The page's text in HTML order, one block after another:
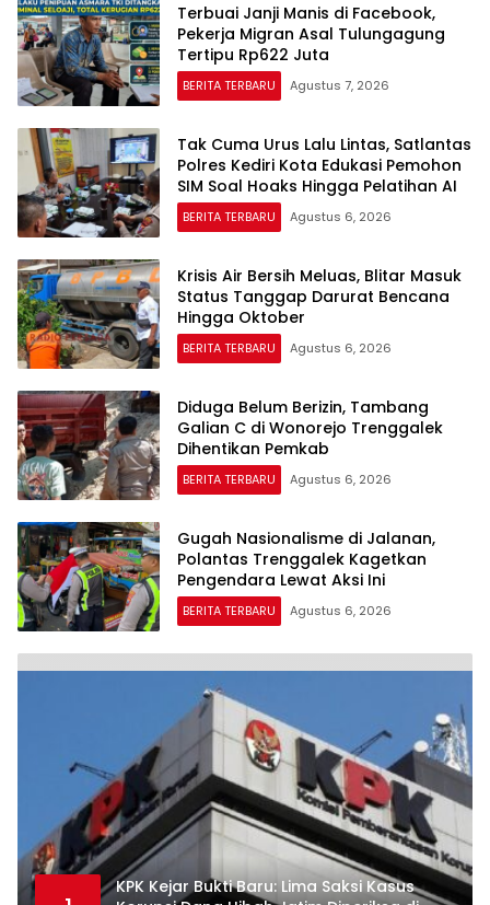
Terbuai Janji Manis di Facebook,
Pekerja Migran Asal Tulungagung
Tertipu Rp622 Juta
BERITA TERBARU Agustus 7, 2026
Tak Cuma Urus Lalu Lintas, Satlantas
Polres Kediri Kota Edukasi Pemohon
SIM Soal Hoaks Hingga Pelatihan AI
BERITA TERBARU Agustus 6, 2026
Krisis Air Bersih Meluas, Blitar Masuk
Status Tanggap Darurat Bencana
Hingga Oktober
BERITA TERBARU Agustus 6, 2026
Diduga Belum Berizin, Tambang
Galian C di Wonorejo Trenggalek
Dihentikan Pemkab
BERITA TERBARU Agustus 6, 2026
Gugah Nasionalisme di Jalanan,
Polantas Trenggalek Kagetkan
Pengendara Lewat Aksi Ini
BERITA TERBARU Agustus 6, 2026
KPK Kejar Bukti Baru: Lima Saksi Kasus